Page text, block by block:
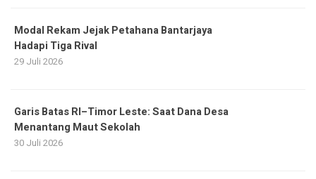
Modal Rekam Jejak Petahana Bantarjaya
Hadapi Tiga Rival
29 Juli 2026
Garis Batas RI–Timor Leste: Saat Dana Desa
Menantang Maut Sekolah
30 Juli 2026